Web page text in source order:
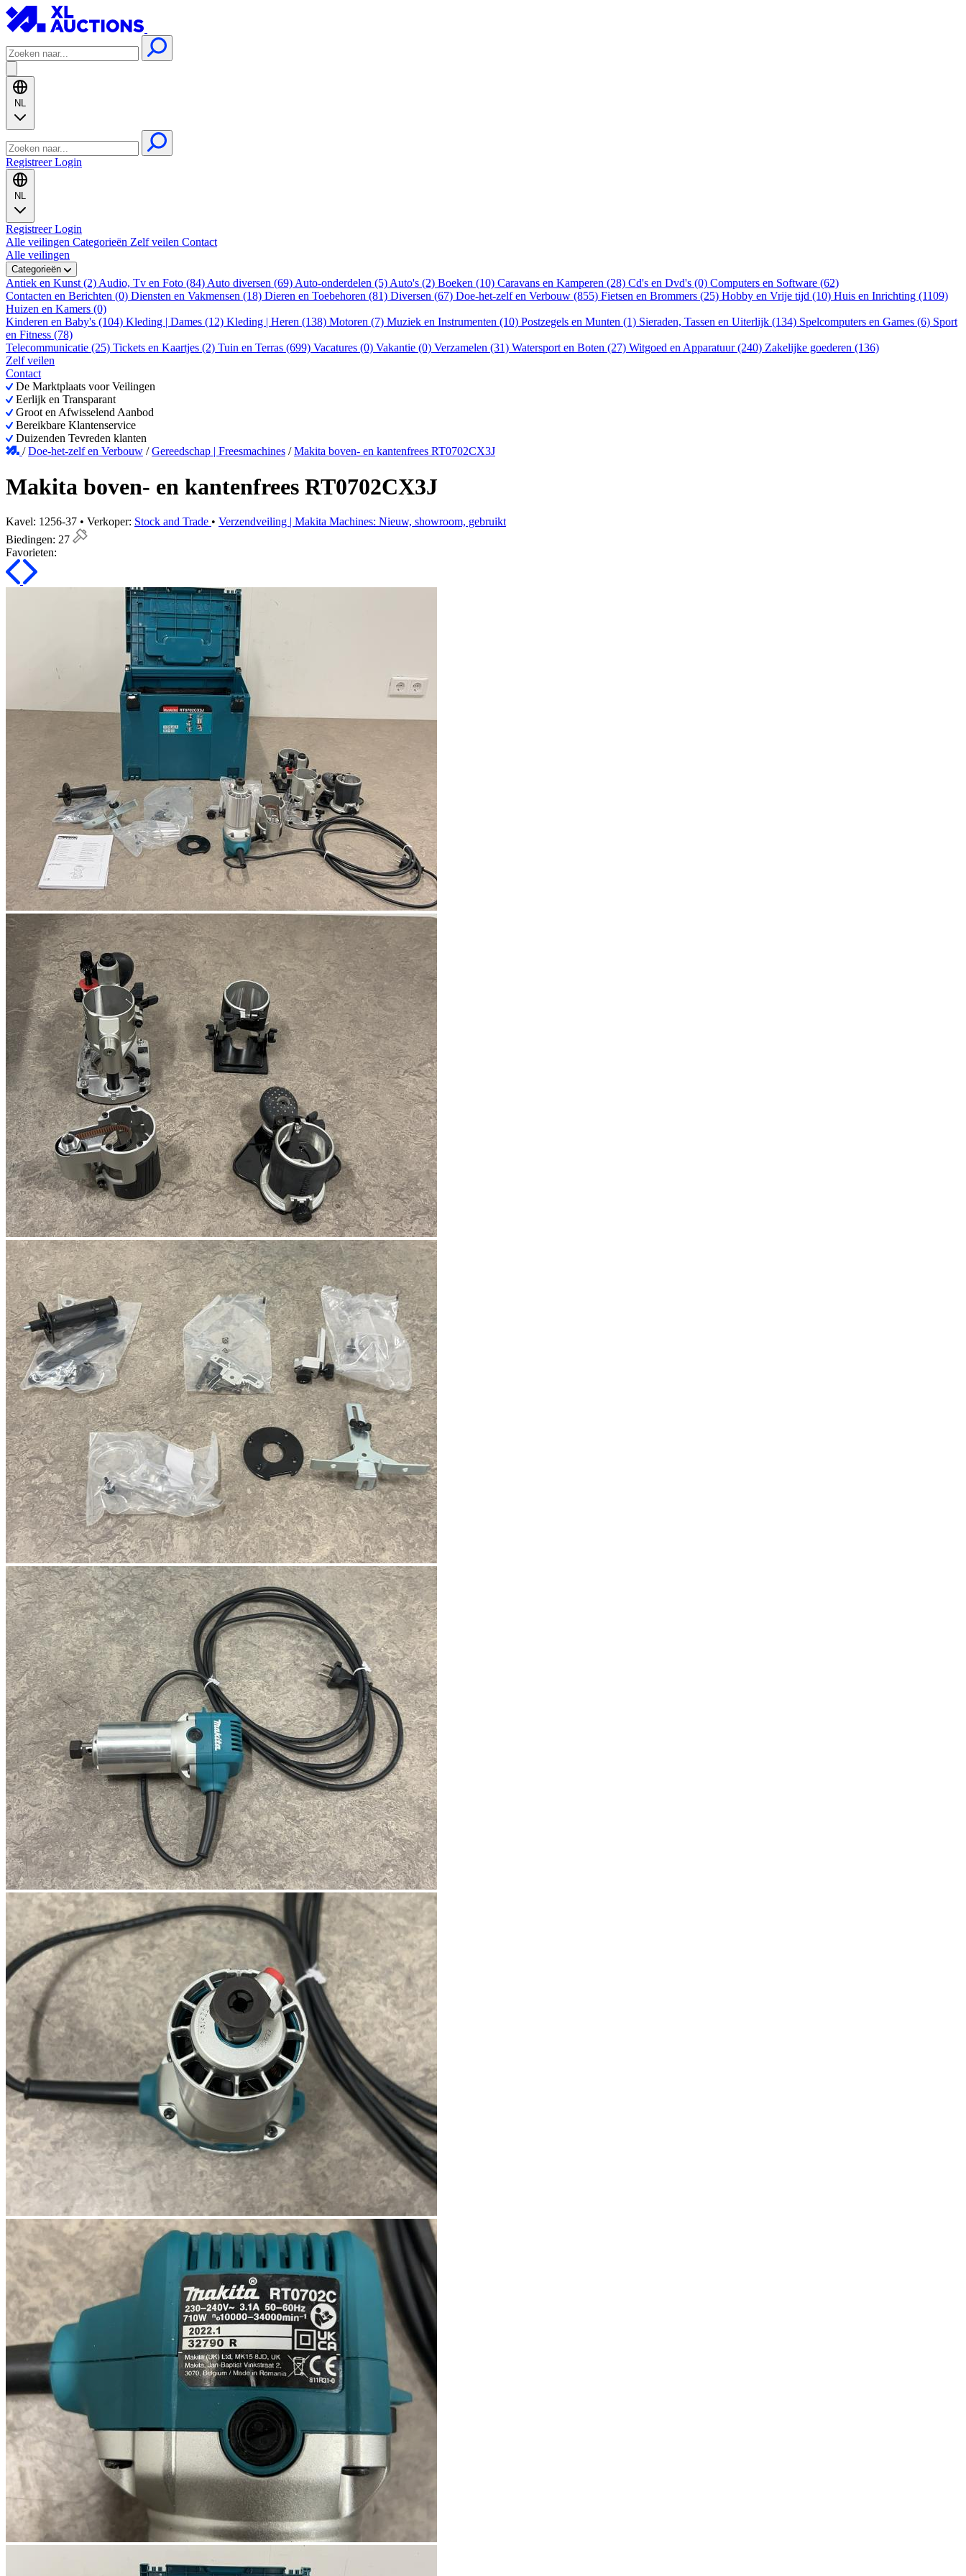
NL
RegistreerLogin
NL
RegistreerLogin
Alle veilingen Categorieën Zelf veilen Contact
Alle veilingen
Categorieën
Antiek en Kunst (2) Audio, Tv en Foto (84) Auto diversen (69) Auto-onderdelen (5) Auto's (2) Boeken (10) Caravans en Kamperen (28) Cd's en Dvd's (0) Computers en Software (62)
Contacten en Berichten (0) Diensten en Vakmensen (18) Dieren en Toebehoren (81) Diversen (67) Doe-het-zelf en Verbouw (855) Fietsen en Brommers (25) Hobby en Vrije tijd (10) Huis en Inrichting (1109)
Huizen en Kamers (0)
Kinderen en Baby's (104) Kleding | Dames (12) Kleding | Heren (138) Motoren (7) Muziek en Instrumenten (10) Postzegels en Munten (1) Sieraden, Tassen en Uiterlijk (134) Spelcomputers en Games (6) Sport
en Fitness (78)
Telecommunicatie (25) Tickets en Kaartjes (2) Tuin en Terras (699) Vacatures (0) Vakantie (0) Verzamelen (31) Watersport en Boten (27) Witgoed en Apparatuur (240) Zakelijke goederen (136)
Zelf veilen
Contact
De Marktplaats voor Veilingen
Eerlijk en Transparant
Groot en Afwisselend Aanbod
Bereikbare Klantenservice
Duizenden Tevreden klanten
/Doe-het-zelf en Verbouw /Gereedschap | Freesmachines /Makita boven- en kantenfrees RT0702CX3J
Makita boven- en kantenfrees RT0702CX3J
Kavel: 1256-37 • Verkoper: Stock and Trade • Verzendveiling | Makita Machines: Nieuw, showroom, gebruikt
Biedingen: 27
Favorieten: